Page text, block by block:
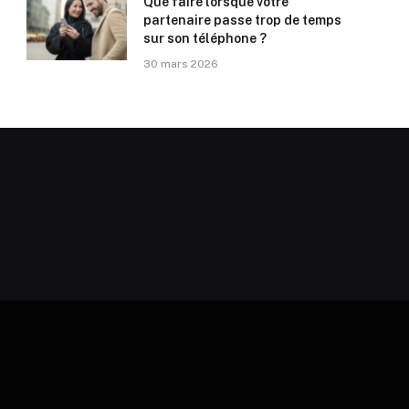
partenaire passe trop de temps
sur son téléphone ?
30 mars 2026